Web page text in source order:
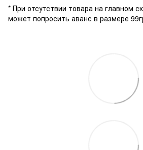
* При отсутствии товара на главном
может попросить аванс в размере